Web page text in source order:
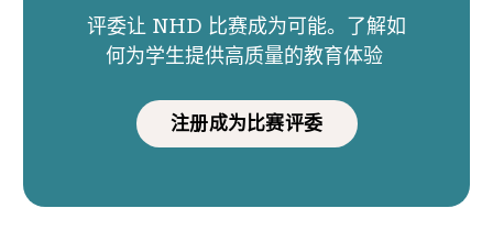
评委让 NHD 比赛成为可能。了解如
何为学生提供高质量的教育体验
注册成为比赛评委